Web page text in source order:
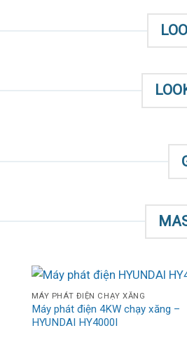
MÁY PHÁT ĐIỆN CHẠY XĂNG
Máy phát điện 4KW chạy xăng –
HYUNDAI HY4000I